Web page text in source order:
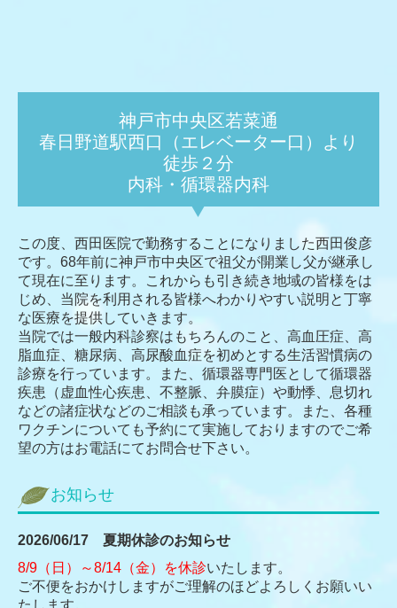
神戸市中央区若菜通
春日野道駅西口（エレベーター口）より
徒歩２分
内科・循環器内科
この度、西田医院で勤務することになりました西田俊彦
です。68年前に神戸市中央区で祖父が開業し父が継承し
て現在に至ります。これからも引き続き地域の皆様をは
じめ、当院を利用される皆様へわかりやすい説明と丁寧
な医療を提供していきます。
当院では一般内科診察はもちろんのこと、高血圧症、高
脂血症、糖尿病、高尿酸血症を初めとする生活習慣病の
診療を行っています。また、循環器専門医として循環器
疾患（虚血性心疾患、不整脈、弁膜症）や動悸、息切れ
などの諸症状などのご相談も承っています。また、各種
ワクチンについても予約にて実施しておりますのでご希
望の方はお電話にてお問合せ下さい。
お知らせ
2026/06/17 夏期休診のお知らせ
8/9（日）～8/14（金）を休診いたします。
ご不便をおかけしますがご理解のほどよろしくお願いい
たします。